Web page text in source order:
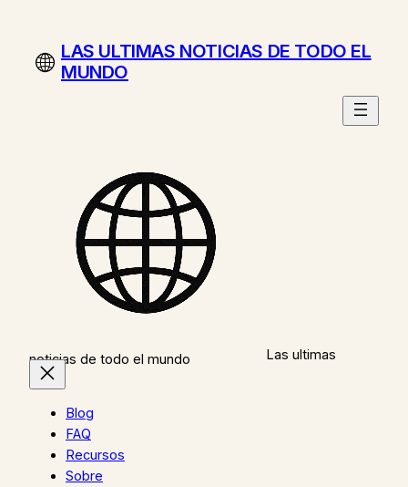
contenidoLAS ULTIMAS NOTICIAS DE TODO EL
MUNDO
Las ultimas
noticias de todo el mundo
Blog
FAQ
Recursos
Sobre